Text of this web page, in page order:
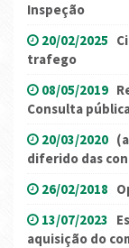
Inspeção
20/02/2025
trafego
08/05/2019
Consulta
20/03/2020
diferido das
26/02/2018
13/07/2023
aquisição do